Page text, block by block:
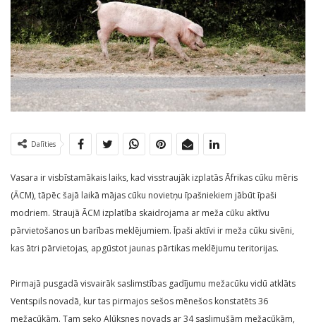
Dalīties
Vasara ir visbīstamākais laiks, kad visstraujāk izplatās Āfrikas cūku mēris
(ĀCM), tāpēc šajā laikā mājas cūku novietņu īpašniekiem jābūt īpaši
modriem. Straujā ĀCM izplatība skaidrojama ar meža cūku aktīvu
pārvietošanos un barības meklējumiem. Īpaši aktīvi ir meža cūku sivēni,
kas ātri pārvietojas, apgūstot jaunas pārtikas meklējumu teritorijas.
Pirmajā pusgadā visvairāk saslimstības gadījumu mežacūku vidū atklāts
Ventspils novadā, kur tas pirmajos sešos mēnešos konstatēts 36
mežacūkām. Tam seko Alūksnes novads ar 34 saslimušām mežacūkām,